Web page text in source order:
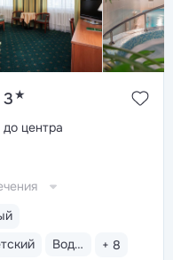
3★
до центра
Водные горки + 8